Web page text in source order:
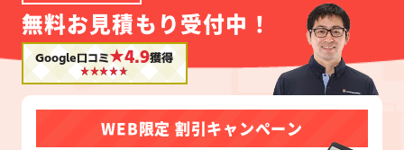
無料お見積もり受付中！
Google口コミ★4.9獲得
WEB限定 割引キャンペーン